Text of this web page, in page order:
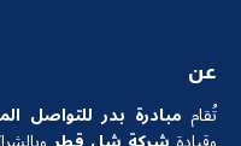
عن
تُقام مبادرة بدر للتواصل